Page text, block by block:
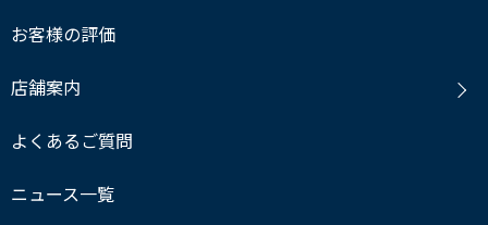
お客様の評価
店舗案内
よくあるご質問
ニュース一覧